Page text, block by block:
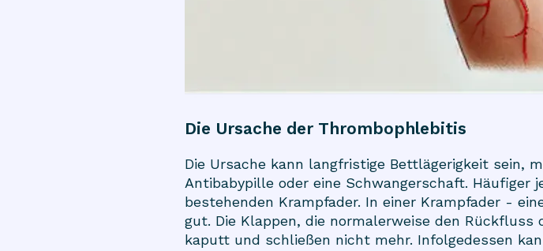
Die Ursache der Thrombophlebitis
Die Ursache kann langfristige Bettlägerigkeit sein,
Antibabypille oder eine Schwangerschaft.
bestehenden Krampfader. In einer Krampfader -
gut. Die Klappen, die normalerweise den
kaputt und schließen nicht mehr. Infolgedessen